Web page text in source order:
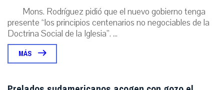
Mons. Rodríguez pidió que el nuevo gobierno tenga
presente “los principios centenarios no negociables de la
Doctrina Social de la Iglesia”. ...
MÁS